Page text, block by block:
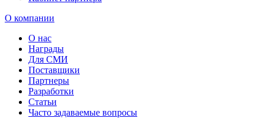
О компании
О нас
Награды
Для СМИ
Поставщики
Партнеры
Разработки
Статьи
Часто задаваемые вопросы